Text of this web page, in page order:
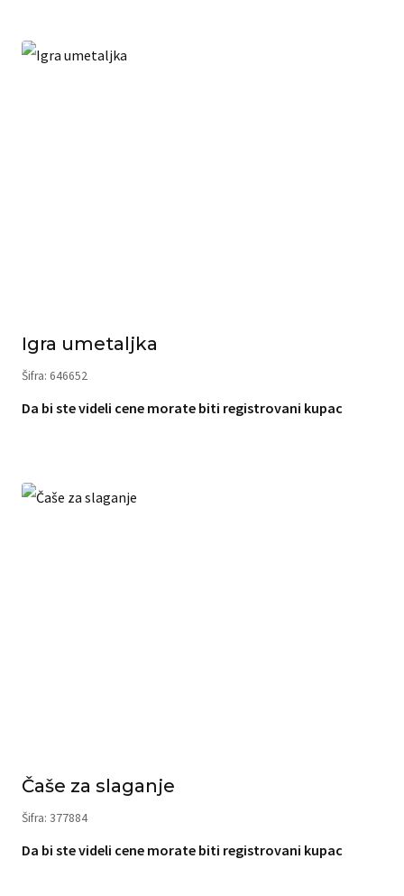
Igra umetaljka
Šifra: 646652
Da bi ste videli cene morate biti registrovani kupac
Čaše za slaganje
Šifra: 377884
Da bi ste videli cene morate biti registrovani kupac